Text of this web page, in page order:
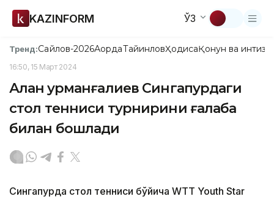
KAZINFORM ЎЗ
Тренд:Сайлов-2026АқордаТайинловҲодисаҚонун ва
16:50, 15 Март 2024
Алан Қурманғалиев Сингапурдаги
стол тенниси турнирини ғалаба
билан бошлади
Сингапурда стол тенниси бўйича WTT Youth Star